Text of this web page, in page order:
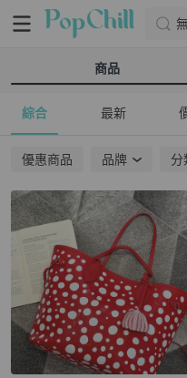
無
商品
綜合 最新
優惠商品 品牌 分